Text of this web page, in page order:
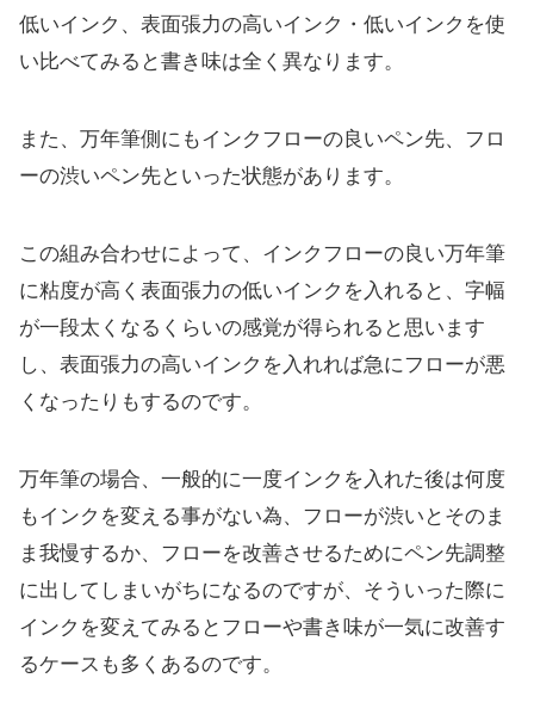
低いインク、表面張力の高いインク・低いインクを使
い比べてみると書き味は全く異なります。
また、万年筆側にもインクフローの良いペン先、フロ
ーの渋いペン先といった状態があります。
この組み合わせによって、インクフローの良い万年筆
に粘度が高く表面張力の低いインクを入れると、字幅
が一段太くなるくらいの感覚が得られると思います
し、表面張力の高いインクを入れれば急にフローが悪
くなったりもするのです。
万年筆の場合、一般的に一度インクを入れた後は何度
もインクを変える事がない為、フローが渋いとそのま
ま我慢するか、フローを改善させるためにペン先調整
に出してしまいがちになるのですが、そういった際に
インクを変えてみるとフローや書き味が一気に改善す
るケースも多くあるのです。